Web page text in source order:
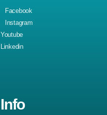
Facebook
Instagram
Youtube
Linkedin
Info